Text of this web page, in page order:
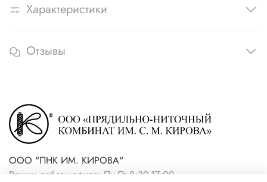
Характеристики
Отзывы
ООО "ПНК ИМ. КИРОВА"
Режим работы офиса: Пн-Пт 8:30-17:00